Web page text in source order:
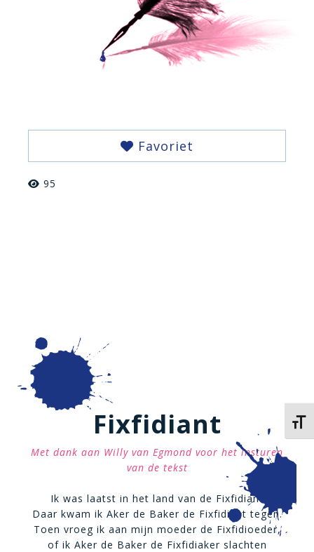
Favoriet
95
Fixfidiant
Met dank aan Willy van Egmond voor het insturen
van de tekst
Ik was laatst in het land van de Fixfidiant
Daar kwam ik Aker de Baker de Fixfidiant tegen.
Toen vroeg ik aan mijn moeder de Fixfidioeder,
of ik Aker de Baker de Fixfidiaker slachten